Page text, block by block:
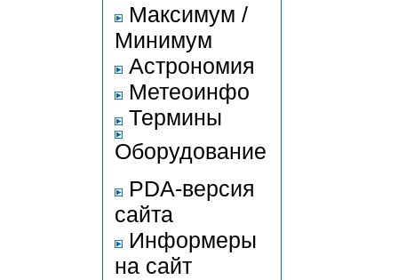
Максимум /
Минимум
Астрономия
Метеоинфо
Термины
Оборудование
PDA-версия
сайта
Информеры
на сайт